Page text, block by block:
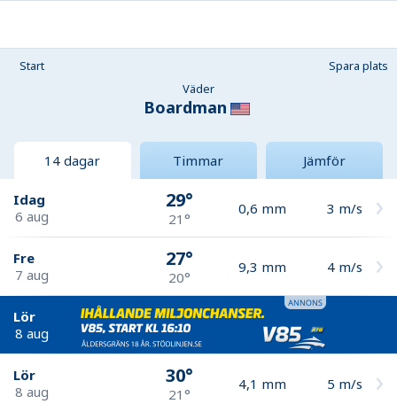
Start
Spara plats
Väder
Boardman
14 dagar Timmar Jämför
Idag
6 aug
29°
21°
0,6 mm 3 m/s
Fre
7 aug
27°
20°
9,3 mm 4 m/s
Lör
8 aug
Lör
8 aug
30°
21°
4,1 mm 5 m/s